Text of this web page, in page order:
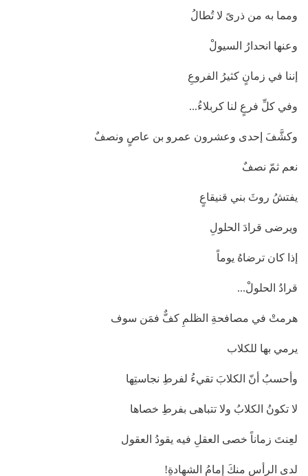
ومما به من ذرىً لا تُطالُ
وعنها انحدارُ السيولْ
إننا في زمانٍ كثيرُ الفروعِ
وفي كلِّ فرعٍ لنا كربلاءُ...
وكشَّفَ إحدى وعشرون عمرو بن عاصٍ ونصفٌ
نعم ثمّ نصفٌ
يفتشُ روثَ بني قنيقاعٍ
ويرضى قرادَ الحلولِ
إذا كان ترضاهُ يوماً
قرادُ الحلولْ...
هرمتْ في مصافحةِ الظلمِ كفٌّ فمَن سوف
يرمي بها للكلاب
وأحسبُ أنّ الكلابَ تقيءُ لفرطِ نجاستِها
لا تكونُ الكلابُ ولا تتباهى بفرطِ خصاها
لعِنتَ زماناً خصى العقلِ فيه يقودُ العقول
لدى الرأسِ منكَ إمامُ الشهادةِ!